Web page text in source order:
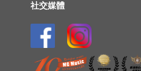
社交媒體